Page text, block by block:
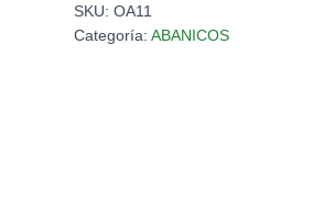
SKU: OA11
Categoría: ABANICOS